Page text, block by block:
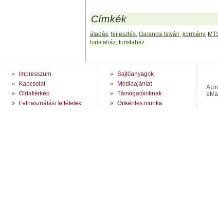
Címkék
átadás, fejlesztés, Garancsi István, kormány,
turistaház, turistaház
»
Impresszum
»
Kapcsolat
» Oldaltérkép
»
Felhasználási feltételek
» Sajtóanyagok
»
Médiaajánlat
» Támogatóinknak
» Önkéntes munka
A